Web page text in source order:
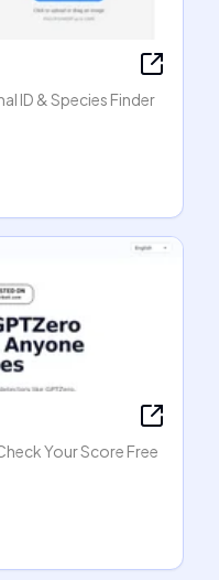
ID & Species Finder
Your Score Free